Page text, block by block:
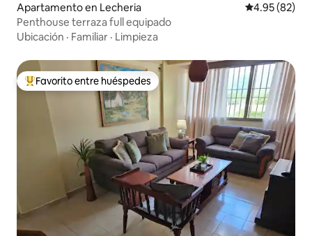
Apartamento en Lecheria Calificación
4.95 (82)
Penthouse terraza full equipado
Ubicación · Familiar · Limpieza
Favorito entre huéspedes preferido
Favorito entre huéspedes